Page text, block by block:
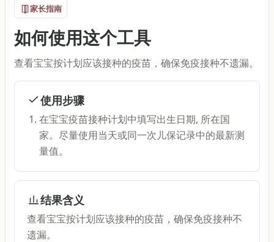
家长指南
如何使用这个工具
查看宝宝按计划应该接种的疫苗，确保免疫接种不遗漏。
使用步骤
在宝宝疫苗接种计划中填写出生日期, 所在国
家。尽量使用当天或同一次儿保记录中的最新测
量值。
结果含义
查看宝宝按计划应该接种的疫苗，确保免疫接种不
遗漏。